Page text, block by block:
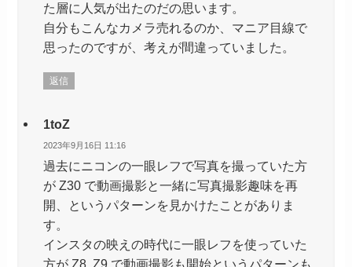
た層に人気が出たのだの思います。
自分もこんなカメラ売れるのか、マニア目線で
思ったのですが、考えが間違っていました。
返信
1toZ
2023年9月16日 11:16
過去にニコンの一眼レフで写真を撮っていた方
が Z30 で動画撮影と一緒に写真撮影趣味を再
開、というパターンを見かけたことがありま
す。
インスタの映えの時代に一眼レフを使っていた